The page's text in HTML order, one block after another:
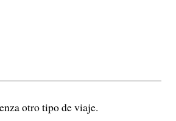
otro tipo de viaje.